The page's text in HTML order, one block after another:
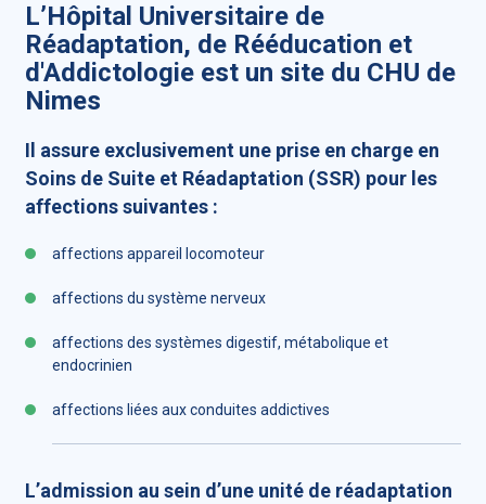
L’Hôpital Universitaire de
Réadaptation, de Rééducation et
d'Addictologie est un site du CHU de
Nimes
Il assure exclusivement une prise en charge en
Soins de Suite et Réadaptation (SSR) pour les
affections suivantes :
affections appareil locomoteur
affections du système nerveux
affections des systèmes digestif, métabolique et
endocrinien
affections liées aux conduites addictives
L’admission au sein d’une unité de réadaptation